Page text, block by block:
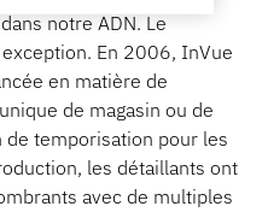
notre ADN. Le
En 2006, InVue
en matière de
de magasin ou de
temporisation pour les
les détaillants ont
avec de multiples